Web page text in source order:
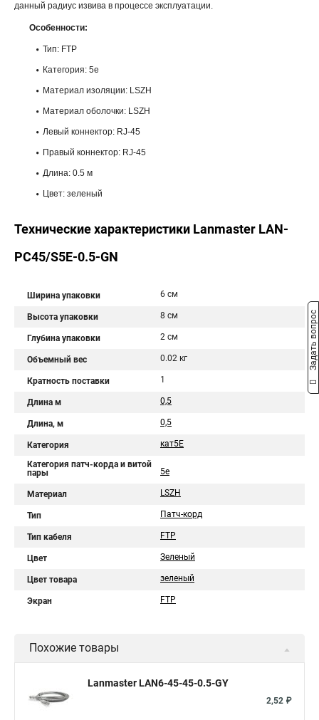
данный радиус извива в процессе эксплуатации.
Особенности:
Тип: FTP
Категория: 5e
Материал изоляции: LSZH
Материал оболочки: LSZH
Левый коннектор: RJ-45
Правый коннектор: RJ-45
Длина: 0.5 м
Цвет: зеленый
Технические характеристики Lanmaster LAN-
PC45/S5E-0.5-GN
Ширина упаковки 6 см
Высота упаковки 8 см
Глубина упаковки 2 см
Объемный вес 0.02 кг
Кратность поставки 1
Длина м 0,5
Длина, м 0,5
Категория кат5Е
Категория патч-корда и витой
пары
5e
Материал LSZH
Тип Патч-корд
Тип кабеля FTP
Цвет Зеленый
Цвет товара зеленый
Экран FTP
Похожие товары
Lanmaster LAN6-45-45-0.5-GY
2,52 ₽
Задать вопрос